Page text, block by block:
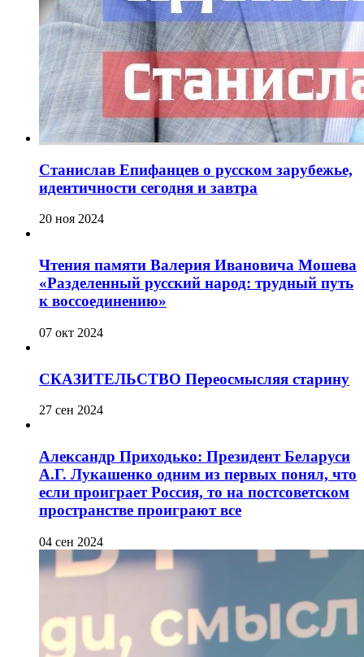
Станислав Епифанцев о русском зарубежье,
идентичности сегодня и завтра
20 ноя 2024
Чтения памяти Валерия Ивановича Мошева
«Разделенный русский народ: трудный путь
к воссоединению»
07 окт 2024
СКАЗИТЕЛЬСТВО Переосмысляя старину
27 сен 2024
Александр Приходько: Президент Беларуси
А.Г. Лукашенко одним из первых понял, что
если проиграет Россия, то на постсоветском
пространстве проиграют все
04 сен 2024